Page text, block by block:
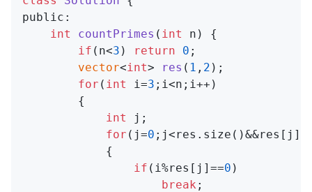
public:
int
countPrimes ( int n)
{
if (n<3 ) return 0 ;
vector<int> res ( 1 , 2 ) ;
for ( int i=3 ;i<n;i++)
        {
int
j;
for (j=0
            {
if (i%res[j]==0 )
break ;